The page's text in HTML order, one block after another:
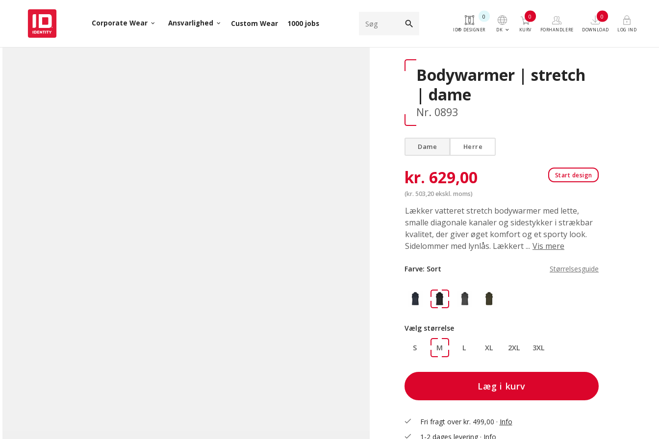
Corporate Wear keyboard_arrow_down Ansvarlighed keyboard_arrow_down Custom Wear 1000 jobs
ID® DESIGNER
0
DK keyboard_arrow_down KURV
0
FORHANDLERE DOWNLOAD
0
LOG IND
search
Bodywarmer | stretch
| dame
Nr. 0893
Dame Herre
kr. 629,00
(kr. 503,20ekskl. moms)
Start design
Lækker vatteret stretch bodywarmer med lette,
smalle diagonale kanaler og sidestykker i strækbar
kvalitet, der giver øget komfort og et sporty look.
Sidelommer med lynlås. Lækkert ... Vis mere
Farve: Sort Størrelsesguide
Vælg størrelse
S M L XL 2XL 3XL
Læg i kurv
check Fri fragt over kr. 499,00 · Info
check 1-2 dages levering · Info